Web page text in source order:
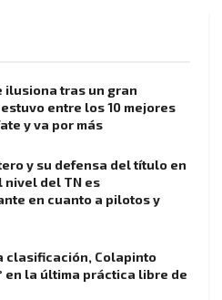
ilusiona tras un gran
entre los 10 mejores
y va por más
y su defensa del título en
nivel del TN es
en cuanto a pilotos y
clasificación, Colapinto
en la última práctica libre de